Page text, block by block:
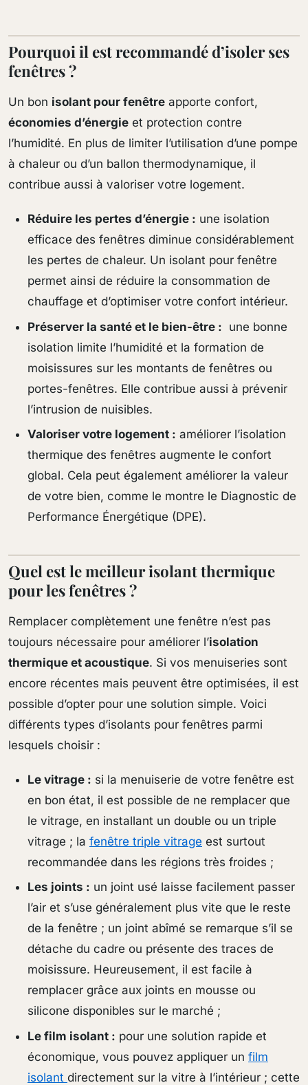
Pourquoi il est recommandé d’isoler ses
fenêtres ?
Un bon isolant pour fenêtre apporte confort,
économies d’énergie et protection contre
l’humidité. En plus de limiter l’utilisation d’une pompe
à chaleur ou d’un ballon thermodynamique, il
contribue aussi à valoriser votre logement.
Réduire les pertes d’énergie : une isolation
efficace des fenêtres diminue considérablement
les pertes de chaleur. Un isolant pour fenêtre
permet ainsi de réduire la consommation de
chauffage et d’optimiser votre confort intérieur.
Préserver la santé et le bien-être : une bonne
isolation limite l’humidité et la formation de
moisissures sur les montants de fenêtres ou
portes-fenêtres. Elle contribue aussi à prévenir
l’intrusion de nuisibles.
Valoriser votre logement : améliorer l’isolation
thermique des fenêtres augmente le confort
global. Cela peut également améliorer la valeur
de votre bien, comme le montre le Diagnostic de
Performance Énergétique (DPE).
Quel est le meilleur isolant thermique
pour les fenêtres ?
Remplacer complètement une fenêtre n’est pas
toujours nécessaire pour améliorer l’isolation
thermique et acoustique. Si vos menuiseries sont
encore récentes mais peuvent être optimisées, il est
possible d’opter pour une solution simple. Voici
différents types d’isolants pour fenêtres parmi
lesquels choisir :
Le vitrage : si la menuiserie de votre fenêtre est
en bon état, il est possible de ne remplacer que
le vitrage, en installant un double ou un triple
vitrage ; la fenêtre triple vitrage est surtout
recommandée dans les régions très froides ;
Les joints : un joint usé laisse facilement passer
l’air et s’use généralement plus vite que le reste
de la fenêtre ; un joint abîmé se remarque s’il se
détache du cadre ou présente des traces de
moisissure. Heureusement, il est facile à
remplacer grâce aux joints en mousse ou
silicone disponibles sur le marché ;
Le film isolant : pour une solution rapide et
économique, vous pouvez appliquer un film
isolant directement sur la vitre à l’intérieur ; cette